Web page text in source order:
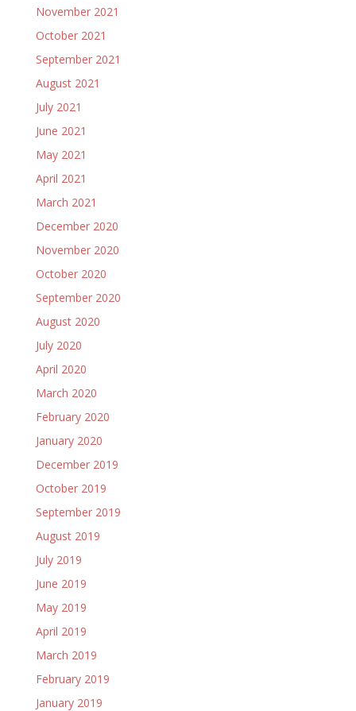
November 2021
October 2021
September 2021
August 2021
July 2021
June 2021
May 2021
April 2021
March 2021
December 2020
November 2020
October 2020
September 2020
August 2020
July 2020
April 2020
March 2020
February 2020
January 2020
December 2019
October 2019
September 2019
August 2019
July 2019
June 2019
May 2019
April 2019
March 2019
February 2019
January 2019